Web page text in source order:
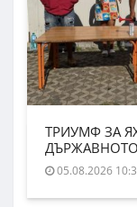
ТРИУМФ ЗА
05.08.2026